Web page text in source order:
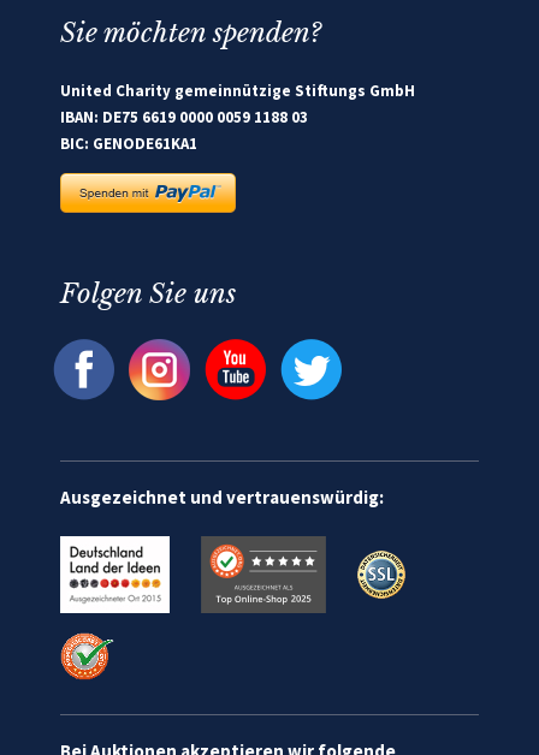
Sie möchten spenden?
United Charity gemeinnützige Stiftungs GmbH
IBAN: DE75 6619 0000 0059 1188 03
BIC: GENODE61KA1
Folgen Sie uns
Ausgezeichnet und vertrauenswürdig: